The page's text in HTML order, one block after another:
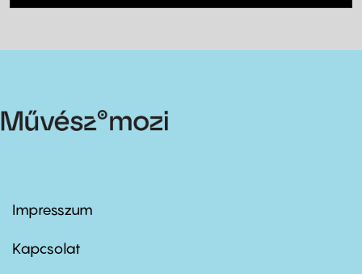
Footer
first
Impresszum
Kapcsolat